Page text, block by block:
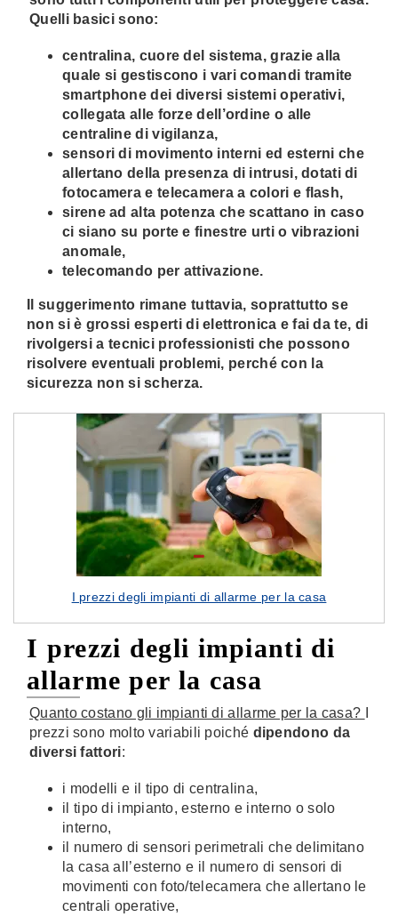
Quelli basici sono:
centralina, cuore del sistema, grazie alla
quale si gestiscono i vari comandi tramite
smartphone dei diversi sistemi operativi,
collegata alle forze dell’ordine o alle
centraline di vigilanza,
sensori di movimento interni ed esterni che
allertano della presenza di intrusi, dotati di
fotocamera e telecamera a colori e flash,
sirene ad alta potenza che scattano in caso
ci siano su porte e finestre urti o vibrazioni
anomale,
telecomando per attivazione.
Il suggerimento rimane tuttavia, soprattutto se
non si è grossi esperti di elettronica e fai da te, di
rivolgersi a tecnici professionisti che possono
risolvere eventuali problemi, perché con la
sicurezza non si scherza.
I prezzi degli impianti di allarme per la casa
I prezzi degli impianti di
allarme per la casa
Quanto costano gli impianti di allarme per la casa?
prezzi sono molto variabili poiché dipendono da
diversi fattori:
i modelli e il tipo di centralina,
il tipo di impianto, esterno e interno o solo
interno,
il numero di sensori perimetrali che delimitano
la casa all’esterno e il numero di sensori di
movimenti con foto/telecamera che allertano le
centrali operative,